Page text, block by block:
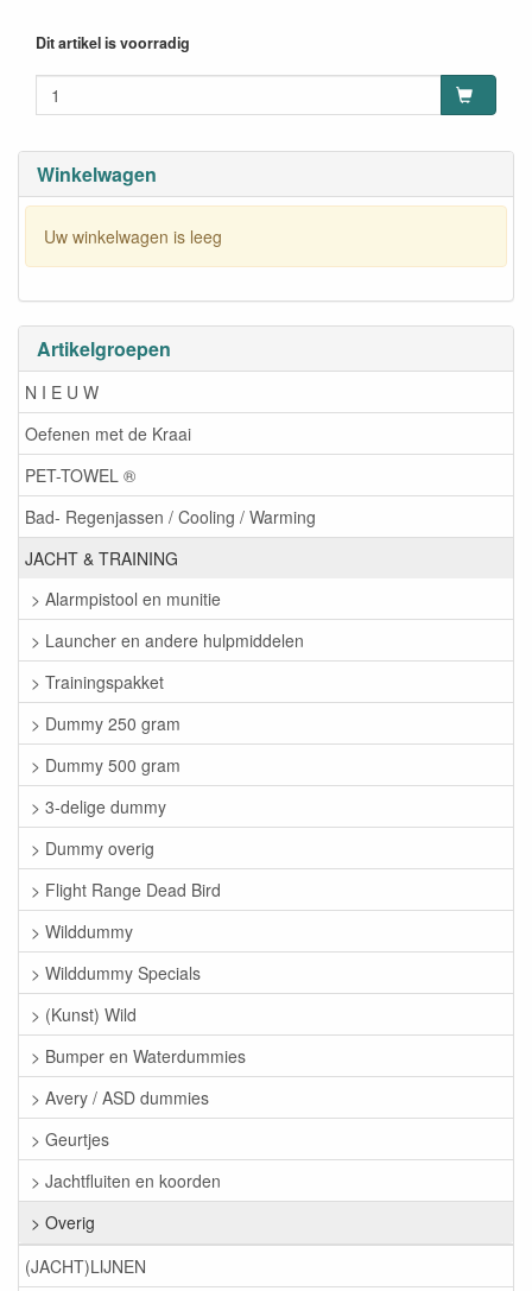
Winkelwagen
Uw winkelwagen is leeg
Artikelgroepen
N I E U W
Oefenen met de Kraai
PET-TOWEL ®
Bad- Regenjassen / Cooling / Warming
JACHT & TRAINING
> Alarmpistool en munitie
> Launcher en andere hulpmiddelen
> Trainingspakket
> Dummy 250 gram
> Dummy 500 gram
> 3-delige dummy
> Dummy overig
> Flight Range Dead Bird
> Wilddummy
> Wilddummy Specials
> (Kunst) Wild
> Bumper en Waterdummies
> Avery / ASD dummies
> Geurtjes
> Jachtfluiten en koorden
> Overig
(JACHT)LIJNEN
Dit artikel is voorradig